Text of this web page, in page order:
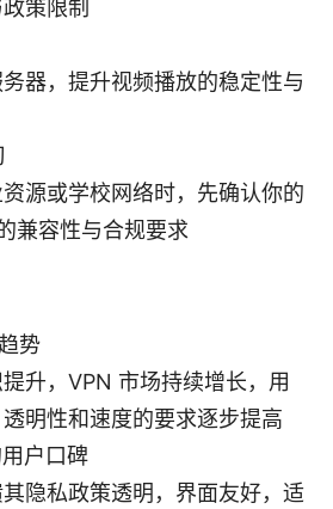
策限制
器，提升视频播放的稳定性与
源或学校网络时，先确认你的
兼容性与合规要求
势
升，VPN 市场持续增长，用
明性和速度的要求逐步提高
户口碑
隐私政策透明，界面友好，适